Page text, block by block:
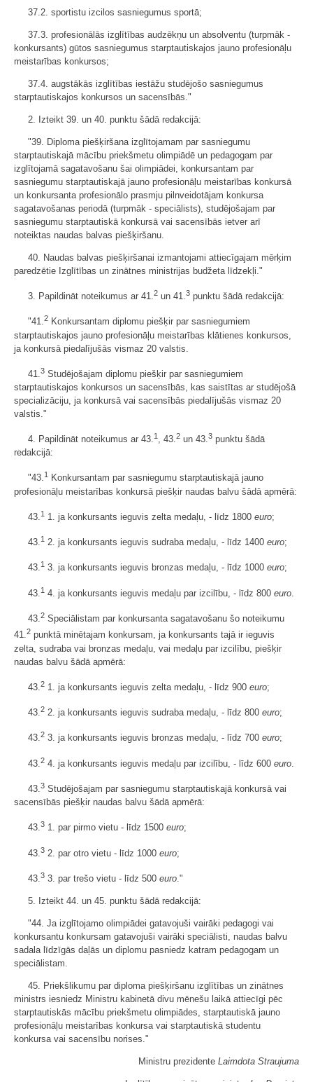
37.2. sportistu izcilos sasniegumus sportā;
37.3. profesionālās izglītības audzēkņu un absolventu (turpmāk -
konkursants) gūtos sasniegumus starptautiskajos jauno profesionāļu
meistarības konkursos;
37.4. augstākās izglītības iestāžu studējošo sasniegumus
starptautiskajos konkursos un sacensībās."
2. Izteikt 39. un 40. punktu šādā redakcijā:
"39. Diploma piešķiršana izglītojamam par sasniegumu
starptautiskajā mācību priekšmetu olimpiādē un pedagogam par
izglītojamā sagatavošanu šai olimpiādei, konkursantam par
sasniegumu starptautiskajā jauno profesionāļu meistarības konkursā
un konkursanta profesionālo prasmju pilnveidotājam konkursa
sagatavošanas periodā (turpmāk - speciālists), studējošajam par
sasniegumu starptautiskā konkursā vai sacensībās ietver arī
noteiktas naudas balvas piešķiršanu.
40. Naudas balvas piešķiršanai izmantojami attiecīgajam mērķim
paredzētie Izglītības un zinātnes ministrijas budžeta līdzekļi."
3. Papildināt noteikumus ar 41.2 un 41.3 punktu šādā redakcijā:
"41.2 Konkursantam diplomu piešķir par sasniegumiem
starptautiskajos jauno profesionāļu meistarības klātienes konkursos,
ja konkursā piedalījušās vismaz 20 valstis.
41. 3 Studējošajam diplomu piešķir par sasniegumiem
starptautiskajos konkursos un sacensībās, kas saistītas ar studējošā
specializāciju, ja konkursā vai sacensībās piedalījušās vismaz 20
valstis."
4. Papildināt noteikumus ar 43.1 , 43.2 un 43.3 punktu šādā
redakcijā:
"43.1
Konkursantam par sasniegumu starptautiskajā jauno
profesionāļu meistarības konkursā piešķir naudas balvu šādā apmērā:
43. 1 1. ja konkursants ieguvis zelta medaļu, - līdz 1800 euro;
43.1 2. ja konkursants ieguvis sudraba medaļu, - līdz 1400 euro;
43.1 3. ja konkursants ieguvis bronzas medaļu, - līdz 1000 euro;
43. 1 4. ja konkursants ieguvis medaļu par izcilību, - līdz 800 euro
43.2 Speciālistam par konkursanta sagatavošanu šo noteikumu
41.2 punktā minētajam konkursam, ja konkursants tajā ir ieguvis
zelta, sudraba vai bronzas medaļu, vai medaļu par izcilību, piešķir
naudas balvu šādā apmērā:
43. 2 1. ja konkursants ieguvis zelta medaļu, - līdz 900 euro;
43.2 2. ja konkursants ieguvis sudraba medaļu, - līdz 800 euro;
43.2 3. ja konkursants ieguvis bronzas medaļu, - līdz 700 euro;
43. 2 4. ja konkursants ieguvis medaļu par izcilību, - līdz 600 euro
43.3 Studējošajam par sasniegumu starptautiskajā konkursā vai
sacensībās piešķir naudas balvu šādā apmērā:
43.3 1. par pirmo vietu - līdz 1500 euro;
43. 3 2. par otro vietu - līdz 1000 euro;
43.3 3. par trešo vietu - līdz 500 euro."
5. Izteikt 44. un 45. punktu šādā redakcijā:
"44. Ja izglītojamo olimpiādei gatavojuši vairāki pedagogi vai
konkursantu konkursam gatavojuši vairāki speciālisti, naudas balvu
sadala līdzīgās daļās un diplomu pasniedz katram pedagogam un
speciālistam.
45. Priekšlikumu par diploma piešķiršanu izglītības un zinātnes
ministrs iesniedz Ministru kabinetā divu mēnešu laikā attiecīgi pēc
starptautiskās mācību priekšmetu olimpiādes, starptautiskā jauno
profesionāļu meistarības konkursa vai starptautiskā studentu
konkursa vai sacensību norises."
Ministru prezidente Laimdota Straujuma